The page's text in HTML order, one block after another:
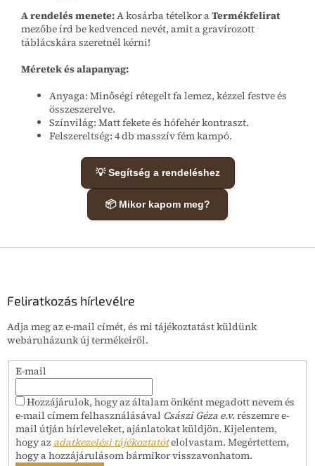
A rendelés menete:A kosárba tételkor aTermékfelirat
mezőbe írd be kedvenced nevét, amit a gravírozott
táblácskára szeretnél kérni!
Méretek és alapanyag:
Anyaga: Minőségi rétegelt fa lemez, kézzel festve és
összeszerelve.
Színvilág: Matt fekete és hófehér kontraszt.
Felszereltség: 4 db masszív fém kampó.
💡 Segítség a rendeléshez
📦 Mikor kapom meg?
Feliratkozás hírlevélre
Adja meg az e-mail címét, és mi tájékoztatást küldünk
webáruházunk új termékeiről.
E-mail
Hozzájárulok, hogy az általam önként megadott nevem és
e-mail címem felhasználásával Császi Géza e.v.részemre e-
mail útján hírleveleket, ajánlatokat küldjön. Kijelentem,
hogy az adatkezelési tájékoztatótelolvastam. Megértettem,
hogy a hozzájárulásom bármikor visszavonhatom.